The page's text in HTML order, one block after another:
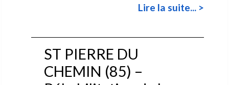
Lire la suite... >
ST PIERRE DU
CHEMIN (85) –